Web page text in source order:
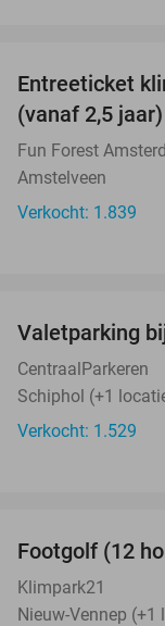
Entreeticket
(vanaf 2,5
Fun Forest
Amstelveen
Verkocht: 1.839
Valetparking
CentraalParkeren
Schiphol (+1
Verkocht: 1.529
NEW
TODAY
Footgolf (12
Klimpark21
Nieuw-Vennep